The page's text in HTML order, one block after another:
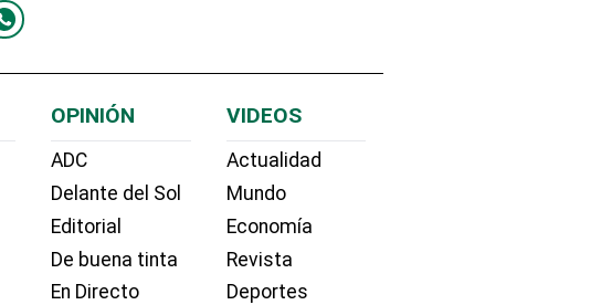
OPINIÓN
ADC
Delante del Sol
Editorial
De buena tinta
En Directo
VIDEOS
Actualidad
Mundo
Economía
Revista
Deportes